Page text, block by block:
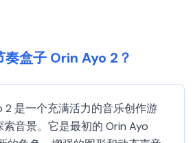
奏盒子 Orin Ayo 2？
2 是一个充满活力的音乐创作游
音景。它是最初的 Orin Ayo